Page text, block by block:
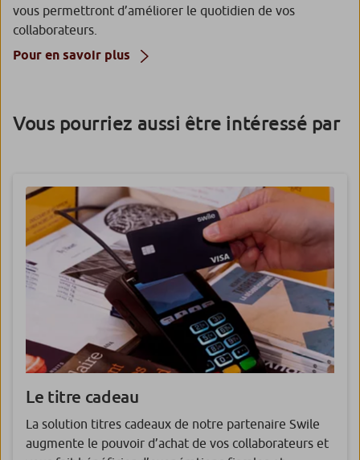
vous permettront d’améliorer le quotidien de vos
collaborateurs.
Pour en savoir plus
Vous pourriez aussi être intéressé par
Le titre cadeau
La solution titres cadeaux de notre partenaire Swile
augmente le pouvoir d’achat de vos collaborateurs et